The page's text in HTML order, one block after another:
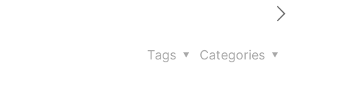
Categories
Tags